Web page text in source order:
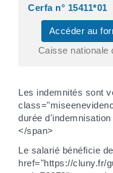
Cerfa n° 15411*01
Accéder au
Caisse nationale
Les indemnités sont
durée
</span>
Le salarié bénéficie
href="https://cluny.fr/